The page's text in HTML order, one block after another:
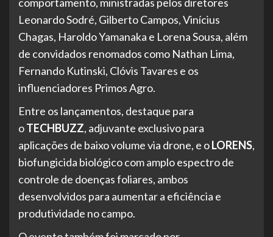
Leonardo Sodré, Gilberto Campos, Vinícius
Chagas, Haroldo Yamanaka e Lorena Sousa, além
de convidados renomados como Nathan Lima,
Fernando Kutinski, Clóvis Tavares e os
influenciadores Primos Agro.
Entre os lançamentos, destaque para
oTECHBUZZ, adjuvante exclusivo para
aplicações de baixo volume via drone, e oLORENS,
biofungicida biológico com amplo espectro de
controle de doenças foliares, ambos
desenvolvidos para aumentar a eficiência e
produtividade no campo.